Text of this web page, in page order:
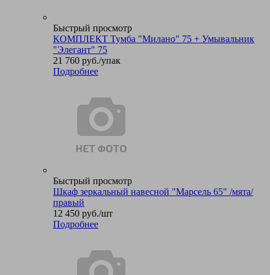
Быстрый просмотр
КОМПЛЕКТ Тумба "Милано" 75 + Умывальник
"Элегант" 75
21 760 руб./упак
Подробнее
Быстрый просмотр
Шкаф зеркальный навесной "Марсель 65" /мята/
правый
12 450 руб./шт
Подробнее